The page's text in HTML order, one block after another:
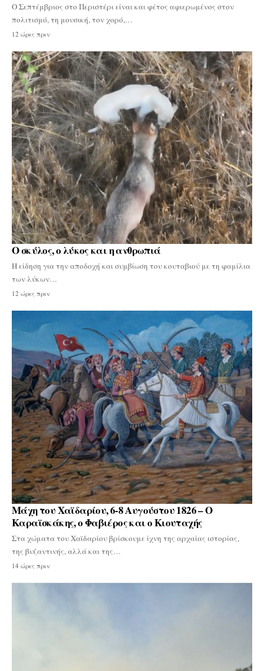
Ο Σεπτέμβριος στο Περιστέρι είναι και φέτος αφιερωμένος στον
πολιτισμό, τη μουσική, τον χορό,…
12 ώρες πριν
Ο σκύλος, ο λύκος και η ανθρωπιά
Η είδηση για την αποδοχή και συμβίωση του κουταβιού με τη φαμίλια
των λύκων…
12 ώρες πριν
Μάχη του Χαϊδαρίου, 6-8 Αυγούστου 1826 – Ο
Καραϊσκάκης, ο Φαβιέρος και ο Κιουταχής
Στα χώματα του Χαϊδαρίου βρίσκουμε ίχνη της αρχαίας ιστορίας,
της βυζαντινής, αλλά και της…
14 ώρες πριν